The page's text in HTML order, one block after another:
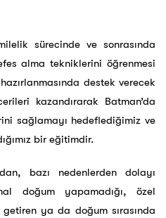
sürecinde ve sonrasında
alma tekniklerini öğrenmesi
destek verecek
kazandırarak Batman’da
sağlamayı hedeflediğimiz ve
bir eğitimdir.
bazı nedenlerden dolayı
doğum yapamadığı, özel
ya da doğum sırasında